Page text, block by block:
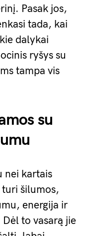
Pasak jos,
tada, kai
dalykai
ryšys su
tampa vis
su
nei kartais
šilumos,
energija ir
to vasarą jie